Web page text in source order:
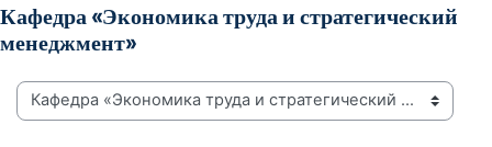
Кафедра «Экономика труда и стратегический
менеджмент»
Категории курсов